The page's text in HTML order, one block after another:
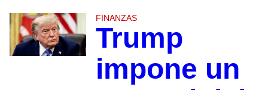
FINANZAS
Trump
impone un